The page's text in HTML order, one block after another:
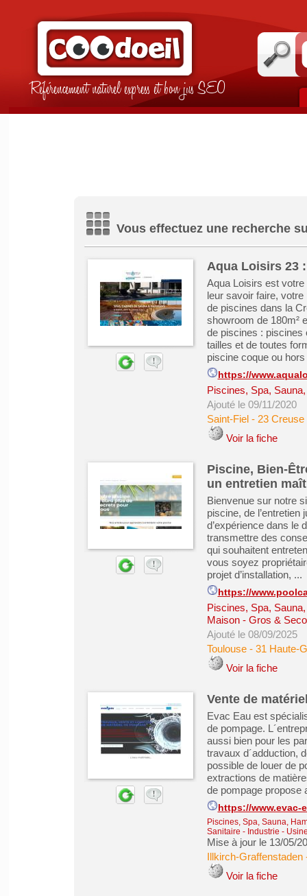
Référencement naturel express et bon jus SEO
Vous effectuez une recherche
Aqua Loisirs 23
Aqua Loisirs est
leur savoir faire, votre
de piscines dans la
showroom de 180m²
de piscines : piscines
tailles et de toutes
piscine coque ou hors
https://
Piscines, Spa,
Ajouté le 09/11/2020
Saint-Fiel- 23 Creuse
Voir la fiche
Piscine, Bien-
un entretien
Bienvenue sur notre
piscine, de l’entretien
d’expérience dans le
transmettre des
qui souhaitent
vous soyez
projet d’installation, ...
https://
Piscines, Spa,
Maison - Gros &
Ajouté le 08/09/2025
Toulouse- 31 Haute-
Voir la fiche
Vente de
Evac Eau est
de pompage.
aussi bien pour les
travaux d´adduction,
possible de louer de
extractions de
de pompage propose
https://www.evac-
Piscines, Spa, Sauna,
Sanitaire - Industrie -
Mise à jour le 13/05/
Illkirch-Graffenstaden
Voir la fiche